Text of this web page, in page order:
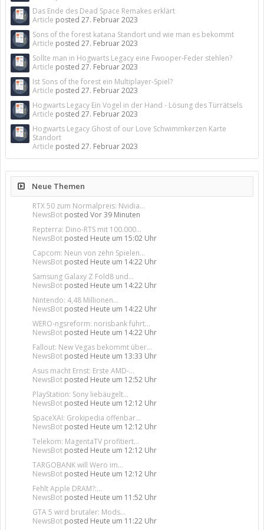
Das Ende des Dead Space Remakes erklärt
Article posted 27. Februar 2023
Sons of the forest katana Standort und wie man es bekommt
Article posted 27. Februar 2023
Sollte man in Hogwarts Legacy eine Fwooper-Feder stehlen?
Article posted 27. Februar 2023
Ist Sons of the forest ein Multiplayer-Spiel?
Article posted 27. Februar 2023
Hogwarts Legacy Ein Vogel in der Hand - Lösung des Türrätsels
Article posted 27. Februar 2023
Hogwarts Legacy Ghost of our Love Schwimmkerzen Karte
Standort
Article posted 27. Februar 2023
Neue Themen
RTX 50 zum Normalpreis: Nvidia...
NewsBot posted Vor 39 Minuten
Repterra: Dino-RTS mit 100.000...
NewsBot posted Heute um 15:02 Uhr
Capcom: Neun von zehn Spielen...
NewsBot posted Heute um 14:22 Uhr
Samsung Galaxy Z Fold8 und...
NewsBot posted Heute um 14:22 Uhr
Nintendo: 4,48 Millionen...
NewsBot posted Heute um 14:22 Uhr
WERO-ngsreform: norisbank führt...
NewsBot posted Heute um 14:22 Uhr
Fallout: New Vegas bekommt über...
NewsBot posted Heute um 13:33 Uhr
Asus macht Ernst: Erste AMD-...
NewsBot posted Heute um 12:52 Uhr
PlayStation: Sony liebäugelt...
NewsBot posted Heute um 12:12 Uhr
SpaceXAI: Grokipedia offenbar...
NewsBot posted Heute um 12:12 Uhr
Telekom: MagentaTV profitiert...
NewsBot posted Heute um 12:12 Uhr
TARGOBANK will Wero im...
NewsBot posted Heute um 12:12 Uhr
Fehlt Apple DRAM?:...
NewsBot posted Heute um 11:52 Uhr
GTA 5 wird brutaler: Mods...
NewsBot posted Heute um 11:22 Uhr